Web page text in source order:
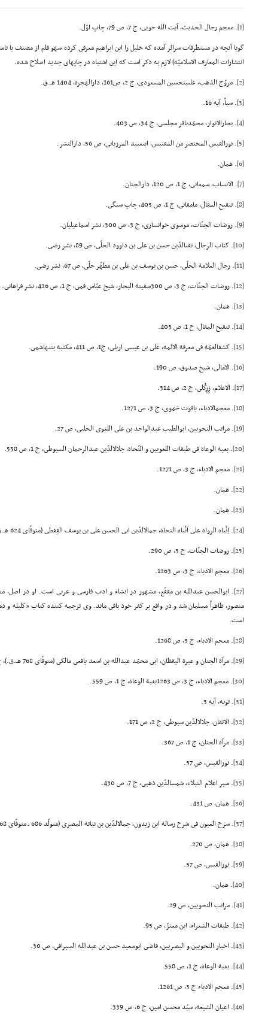
[1] . معجم رجال الحدیث، آیت الله خویى، ج 7، ص 79، چاپ اوّل.
انتشارات المعارف الاسلامیّه) لازم به ذکر است که این اشتباه در چاپهاى جدید اصلاح شده.
[2] . مروّج الذهب، علىبنحسین المسعودى، ج 2، ص161، دارالهجرة، 1404 هـ.ق.
[3] . سبأ، آیه 16.
[4] . بحارالانوار، محمّدباقر مجلسى، ج 34، ص 403.
[5] . نورالقبس المختصر من المقتبس، ابىعبید المرزبانى، ص 56، دارالنشر.
[6] . همان.
[7] . الانساب، سمعانى، ج 1، ص 120، دارالجنان.
[8] . تنقیح المقال، مامقانى، ج 1، ص 403، چاپ سنگى.
[9] . روضات الجنّات، موسوى خوانسارى، ج 3، ص 300، نشر اسماعیلیان.
[10]
. کتاب الرجال، تقىالدّین حسن بن على بن داوود الحلّى، ص 89، نشر رضى.
[11]
. رجال العلامة الحلّى، حسن بن یوسف بن على بن مطهّر حلّى، ص 67، نشر رضى.
[12]
. روضات الجنّات، ج 3، ص 300سفینة البحار، شیخ عبّاس قمى، ج 1، ص 426، نشر فراهانى.
[13]
. همان.
[14]
. تنقیح المقال، ج 1، ص 403.
[15]
. کشفالغمّة فى معرفة الائمه، على بن عیسى اربلى، ج1، ص 411، مکتبة بنىهاشمى.
[16]
. الامالى، شیخ صدوق، ص 190.
[17]
. الاعلام، زِرِکْلى، ج 2، ص 314.
[18]
. معجمالادباء، یاقوت حَمَوى، ج 3، ص 1271.
[19]
. مراتب النحویین، ابوالطیب عبدالواحد بن على اللغوى الحلبى، ص 27.
[20]
. بغیة الوعاة فى طبقات اللغویین و النّحاة، جلالالدّین عبدالرحمان السیوطى، ج 1، ص 558.
[21]
. معجم الادباء، ج 3، ص 1271.
[22]
. همان.
[23]
. همان.
[24]
. اِنْباه الرواة على اَنْباه النحاة، جمالالدّین ابى الحسن على بن یوسف القِفطى (متوفّاى 624 هـ.ق.)، ج 1، ص 378.
[25]
. روضات الجنّات، ج 3، ص 290.
[26]
. معجم الادباء، ج 3، ص 1263.
[27]
. ابوالحسن عبدالله بن مقفّع، مشهور در انشاء و ادب فارسى و عربى است. او در
منصور، ظاهراً مسلمان شد و در واقع بر کفر خود باقى ماند. وى ترجمه کننده کتاب «کلیله و
است.
[28]
. معجم الادباء، ج 3، ص 1268.
[29]
. مرآة الجنان و عبرة الیقظان، ابى محمّد عبدالله بن اسعد یافعى مالکى (متوفّاى 768 هـ.ق.)، ج 1، ص 364.
[30]
. معجم الادباء، ج 3، ص 1263بغیة الوعاة، ج 1، ص 559.
[31]
. توبه، آیه 3.
[32]
. الاتقان، جلالالدّین سیوطى، ج 2، ص 171.
[33]
. مرآة الجنان، ج 1، ص 367.
[34]
. نورالقبس، ص 57.
[35]
. سیر اعلام النبلاء، شمسالدّین ذهبى، ج 7، ص 430.
[36]
. همان، ص 431.
[37]
. سرح العیون فى شرح رسالة ابن زیدون، جمالالدّین بن نباتة المصرى (متولّد 686 ـ متوفّاى 768هـ.ق.)، ص 226.
[38]
. همان، ص 270.
[39]
. نورالقبس، ص 57.
[40]
. همان.
[41]
. مراتب النحویین، ص 29.
[42]
. طبقات الشعراء، ابن معتزّ، ص 95.
[43]
. اخبار النحویین و البصریین، قاضى ابوسعید حسن بن عبدالله السیرافى، ص 30.
[44]
. بغیة الوعاة، ج 1، ص 558.
[45]
. معجم الادباء ج 3، ص 1261.
[46]
. اعیان الشیعة، سیّد محسن امین، ج 6، ص 339.